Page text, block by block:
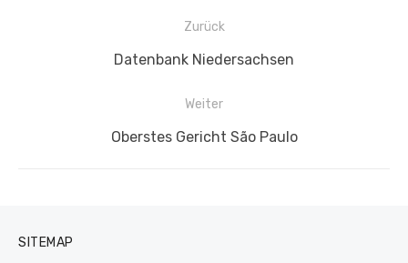
Beitragsnavigation
Zurück
Vorheriger
Datenbank Niedersachsen
Weiter
Nächster
Oberstes Gericht São Paulo
SITEMAP